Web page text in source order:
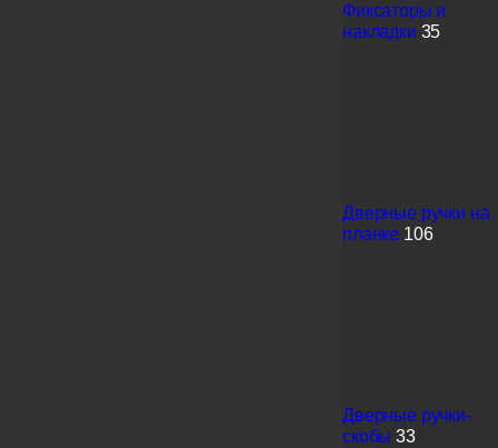
Фиксаторы и
накладки 35
Дверные ручки на
планке 106
Дверные ручки-
скобы 33